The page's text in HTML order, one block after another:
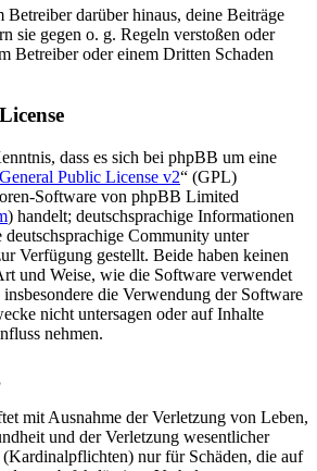
Betreiber darüber hinaus, deine Beiträge
sie gegen o. g. Regeln verstoßen oder
Betreiber oder einem Dritten Schaden
dass es sich bei phpBB um eine
Public License v2“ (GPL)
Software von phpBB Limited
) handelt; deutschsprachige Informationen
Community unter
Verfügung gestellt. Beide haben keinen
und Weise, wie die Software verwendet
die Verwendung der Software
nicht untersagen oder auf Inhalte
nehmen.
mit Ausnahme der Verletzung von Leben,
und der Verletzung wesentlicher
nur für Schäden, die auf